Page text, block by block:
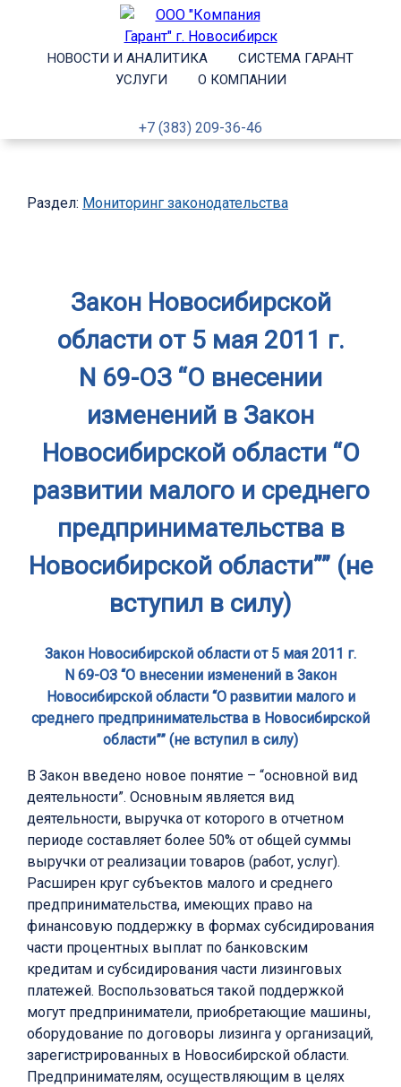
НОВОСТИ И АНАЛИТИКА
СИСТЕМА ГАРАНТ
УСЛУГИ
О КОМПАНИИ
+7 (383) 209-36-46
Раздел: Мониторинг законодательства
Закон Новосибирской
области от 5 мая 2011 г.
N 69-ОЗ “О внесении
изменений в Закон
Новосибирской области “О
развитии малого и среднего
предпринимательства в
Новосибирской области”” (не
вступил в силу)
Закон Новосибирской области от 5 мая 2011 г.
N 69-ОЗ “О внесении изменений в Закон
Новосибирской области “О развитии малого и
среднего предпринимательства в Новосибирской
области”” (не вступил в силу)
В Закон введено новое понятие – “основной вид
деятельности”. Основным является вид
деятельности, выручка от которого в отчетном
периоде составляет более 50% от общей суммы
выручки от реализации товаров (работ, услуг).
Расширен круг субъектов малого и среднего
предпринимательства, имеющих право на
финансовую поддержку в формах субсидирования
части процентных выплат по банковским
кредитам и субсидирования части лизинговых
платежей. Воспользоваться такой поддержкой
могут предприниматели, приобретающие машины,
оборудование по договоры лизинга у организаций,
зарегистрированных в Новосибирской области.
Предпринимателям, осуществляющим в целях